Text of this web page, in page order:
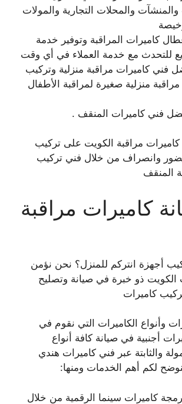
والمحلات التجارية والمولات
كاميرات المراقبة وتوفير خدمة
للتحدث مع خدمة العملاء في أي وقت
فني كاميرات مراقبة منزلية وتركيب
منزلية صغيرة لمراقبة الأطفال
فني كاميرات المنقف .
مراقبة الكويت على تركيب
وانصراف من خلال فني تركيب
المنقف
كاميرات مراقبة
أجهزة انتركم للمنزل؟ نحن نؤمن
الكويت ذو خبرة في صيانة وتصليح
كاميرات
وأنواع الكاميرات التي نقوم في
أجنبية في صيانة كافة أنواع
والثابتة عبر فني كاميرات هندي
لكم أهم الخدمات ومنها:
كاميرات سينما الرقمية من خلال